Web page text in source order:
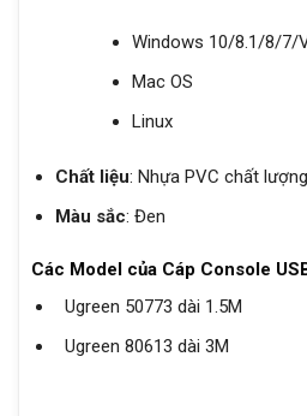
Windows 10/8.1/8/7/
Mac OS
Linux
Chất liệu: Nhựa PVC chất
Màu sắc: Đen
Các Model của Cáp Console
Ugreen 50773 dài 1.5M
Ugreen 80613 dài 3M